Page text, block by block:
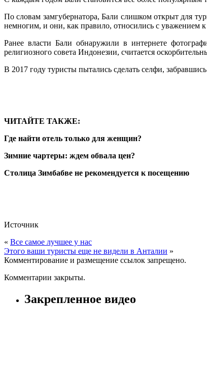
По словам замгубернатора, Бали слишком открыт для
немногим, и они, как правило, относились с уважением
Ранее власти Бали обнаружили в интернете
религиозного совета Индонезии, считается
В 2017 году туристы пытались сделать селфи,
ЧИТАЙТЕ ТАКЖЕ:
Где найти отель только для женщин?
Зимние чартеры: ждем обвала цен?
Столица Зимбабве не рекомендуется к посещению
Источник
« Все самое лучшее у нас
Этого ваши туристы еще не видели в Анталии »
Комментирование и размещение ссылок запрещено.
Комментарии закрыты.
Закрепленное видео